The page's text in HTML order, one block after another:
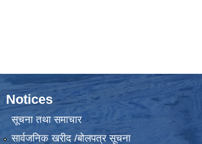
Notices
सूचना तथा समाचार
सार्वजनिक खरीद /बोलपत्र सूचना